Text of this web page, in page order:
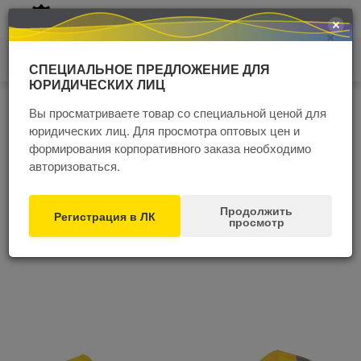
+7 (4852) 60 77 05
Главная Каталог Спецодежда
Ремень со световозвращающей полосой с
наплечными лямками желтый
Распродажа
×
СПЕЦИАЛЬНОЕ ПРЕДЛОЖЕНИЕ ДЛЯ
ЮРИДИЧЕСКИХ ЛИЦ
Вы просматриваете товар со специальной ценой для
юридических лиц. Для просмотра оптовых цен и
формирования корпоративного заказа необходимо
авторизоваться.
Регистрация в ЛК Продолжить
просмотр